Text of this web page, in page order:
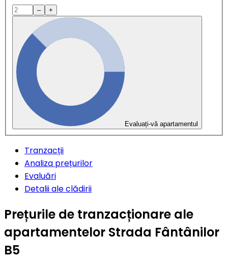
– +
Evaluați-vă apartamentul
Tranzacții
Analiza prețurilor
Evaluări
Detalii ale clădirii
Prețurile de tranzacționare ale
apartamentelor Strada Fântânilor
B5